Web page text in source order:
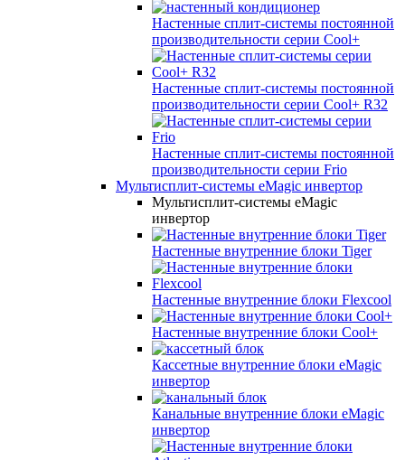
Настенные сплит-системы постоянной
производительности серии Cool+
Настенные сплит-системы постоянной
производительности серии Cool+ R32
Настенные сплит-системы постоянной
производительности серии Frio
Мультисплит-системы eMagic инвертор
Мультисплит-системы eMagic
инвертор
Настенные внутренние блоки Tiger
Настенные внутренние блоки Flexcool
Настенные внутренние блоки Cool+
Кассетные внутренние блоки eMagic
инвертор
Канальные внутренние блоки eMagic
инвертор